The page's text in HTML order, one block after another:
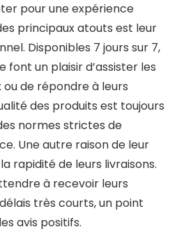
pour une expérience
principaux atouts est leur
Disponibles 7 jours sur 7,
font un plaisir d’assister les
de répondre à leurs
des produits est toujours
normes strictes de
Une autre raison de leur
rapidité de leurs livraisons.
à recevoir leurs
très courts, un point
avis positifs.